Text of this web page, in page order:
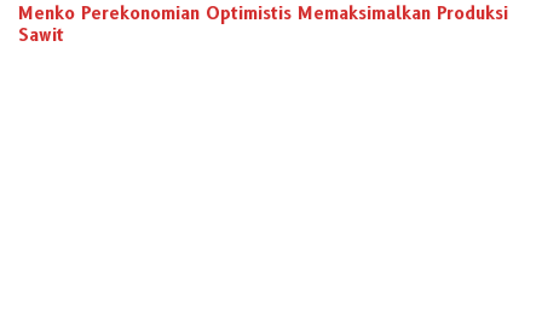
Menko Perekonomian Optimistis Memaksimalkan Produksi
Sawit